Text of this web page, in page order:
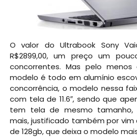
O valor do Ultrabook Sony
R$2899,00, um preço um
concorrentes. Mas pelo
modelo é todo em alumínio
concorrência, o modelo nessa
com tela de 11.6″, sendo que
tem tela de mesmo
mais, justificado também por vim
de 128gb, que deixa o modelo